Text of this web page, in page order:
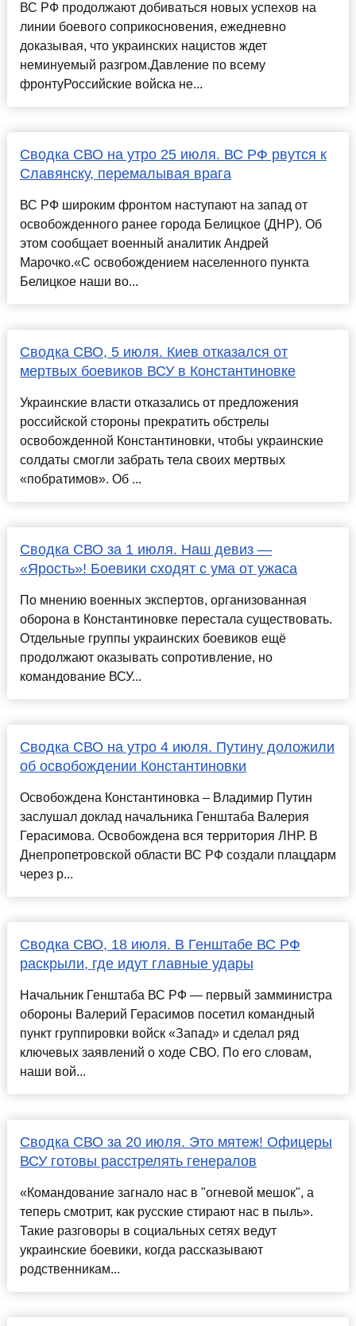
ВС РФ продолжают добиваться новых успехов на
линии боевого соприкосновения, ежедневно
доказывая, что украинских нацистов ждет
неминуемый разгром.Давление по всему
фронтуРоссийские войска не...
Сводка СВО на утро 25 июля. ВС РФ рвутся к
Славянску, перемалывая врага
ВС РФ широким фронтом наступают на запад от
освобожденного ранее города Белицкое (ДНР). Об
этом сообщает военный аналитик Андрей
Марочко.«С освобождением населенного пункта
Белицкое наши во...
Сводка СВО, 5 июля. Киев отказался от
мертвых боевиков ВСУ в Константиновке
Украинские власти отказались от предложения
российской стороны прекратить обстрелы
освобожденной Константиновки, чтобы украинские
солдаты смогли забрать тела своих мертвых
«побратимов». Об ...
Сводка СВО за 1 июля. Наш девиз —
«Ярость»! Боевики сходят с ума от ужаса
По мнению военных экспертов, организованная
оборона в Константиновке перестала существовать.
Отдельные группы украинских боевиков ещё
продолжают оказывать сопротивление, но
командование ВСУ...
Сводка СВО на утро 4 июля. Путину доложили
об освобождении Константиновки
Освобождена Константиновка – Владимир Путин
заслушал доклад начальника Генштаба Валерия
Герасимова. Освобождена вся территория ЛНР. В
Днепропетровской области ВС РФ создали плацдарм
через р...
Сводка СВО, 18 июля. В Генштабе ВС РФ
раскрыли, где идут главные удары
Начальник Генштаба ВС РФ — первый замминистра
обороны Валерий Герасимов посетил командный
пункт группировки войск «Запад» и сделал ряд
ключевых заявлений о ходе СВО. По его словам,
наши вой...
Сводка СВО за 20 июля. Это мятеж! Офицеры
ВСУ готовы расстрелять генералов
«Командование загнало нас в "огневой мешок", а
теперь смотрит, как русские стирают нас в пыль».
Такие разговоры в социальных сетях ведут
украинские боевики, когда рассказывают
родственникам...